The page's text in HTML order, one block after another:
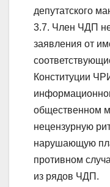
депутатского
3.7. Член ЧДП
заявления от
Конституции
общественном
нецензурную
нарушающую
противном
из рядов ЧДП.